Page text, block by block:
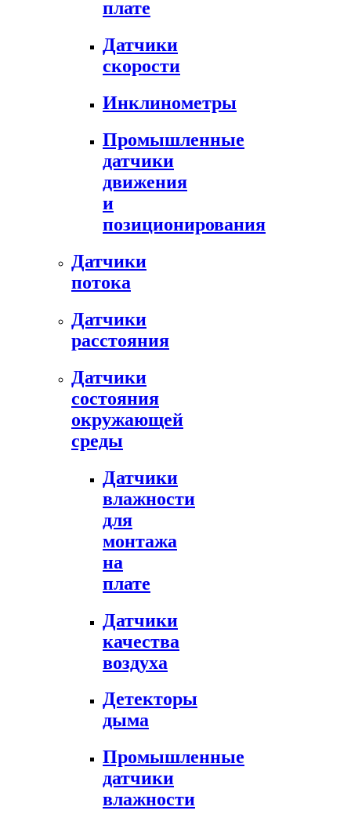
плате
Датчики
скорости
Инклинометры
Промышленные
датчики
движения
и
позиционирования
Датчики
потока
Датчики
расстояния
Датчики
состояния
окружающей
среды
Датчики
влажности
для
монтажа
на
плате
Датчики
качества
воздуха
Детекторы
дыма
Промышленные
датчики
влажности